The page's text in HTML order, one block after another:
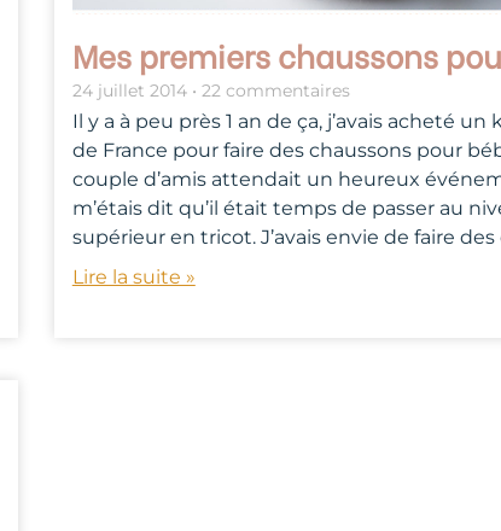
Mes premiers chaussons
24 juillet 2014 22 commentaires
Il y a à peu près 1 an de ça, j’avais acheté un
de France pour faire des chaussons pour
couple d’amis attendait un heureux
m’étais dit qu’il était temps de passer au
supérieur en tricot. J’avais envie de faire des
Lire la suite »